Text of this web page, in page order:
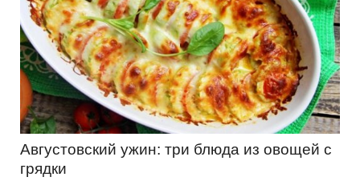
Августовский ужин: три блюда из овощей с
грядки